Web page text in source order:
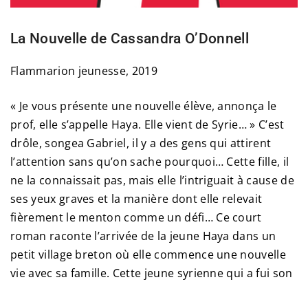
La Nouvelle de Cassandra O’Donnell
Flammarion jeunesse, 2019
« Je vous présente une nouvelle élève, annonça le
prof, elle s’appelle Haya. Elle vient de Syrie… » C’est
drôle, songea Gabriel, il y a des gens qui attirent
l’attention sans qu’on sache pourquoi… Cette fille, il
ne la connaissait pas, mais elle l’intriguait à cause de
ses yeux graves et la manière dont elle relevait
fièrement le menton comme un défi… Ce court
roman raconte l’arrivée de la jeune Haya dans un
petit village breton où elle commence une nouvelle
vie avec sa famille. Cette jeune syrienne qui a fui son